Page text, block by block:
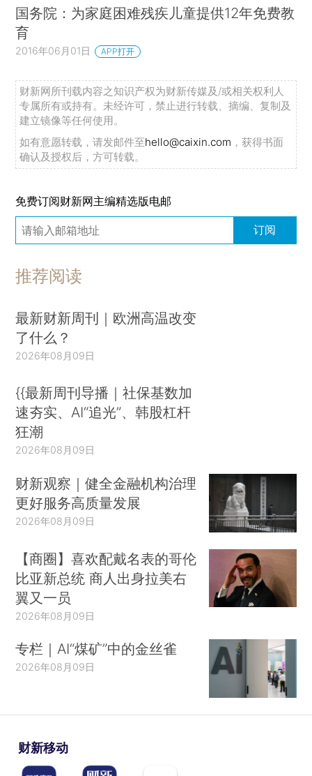
国务院：为家庭困难残疾儿童提供12年免费教
育
2016年06月01日 APP打开
财新网所刊载内容之知识产权为财新传媒及/或相关权利人
专属所有或持有。未经许可，禁止进行转载、摘编、复制及
建立镜像等任何使用。
如有意愿转载，请发邮件至hello@caixin.com ，获得书面
确认及授权后，方可转载。
免费订阅财新网主编精选版电邮
订阅
推荐阅读
最新财新周刊｜欧洲高温改变
了什么？
2026年08月09日
{{最新周刊导播｜社保基数加
速夯实、AI“追光”、韩股杠杆
狂潮
2026年08月09日
财新观察｜健全金融机构治理
更好服务高质量发展
2026年08月09日
【商圈】喜欢配戴名表的哥伦
比亚新总统 商人出身拉美右
翼又一员
2026年08月09日
专栏｜AI“煤矿”中的金丝雀
2026年08月09日
财新移动